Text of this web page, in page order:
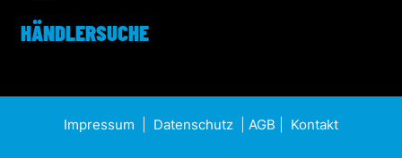
HÄNDLERSUCHE
Impressum Datenschutz AGB Kontakt